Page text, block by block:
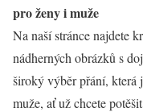
pro ženy i muže
Na naší stránce najdete
nádherných obrázků s
široký výběr přání, která
muže, ať už chcete